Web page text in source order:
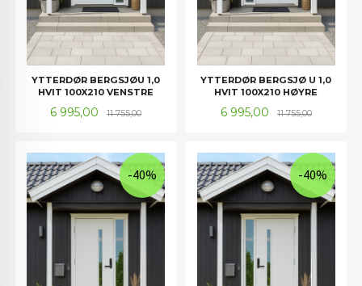
YTTERDØR BERGSJØU 1,0
HVIT 100X210 VENSTRE
Tilbud
6 995,00 11 755,00Rabatt
YTTERDØR BERGSJØ U 1,0
HVIT 100X210 HØYRE
Tilbud
6 995,00 11 755,00Rabatt
-40% -40%